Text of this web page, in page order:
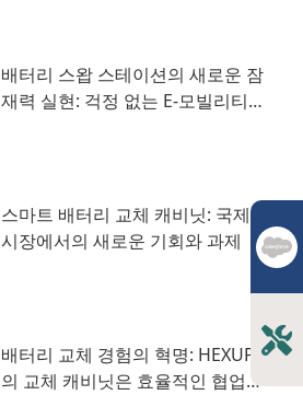
배터리 스왑 스테이션의 새로운 잠
재력 실현: 걱정 없는 E-모빌리티
스마트 배터리 교체 캐비닛: 국제
시장에서의 새로운 기회와 과제
배터리 교체 경험의 혁명: HEXUP
의 교체 캐비닛은 효율적인 협업을